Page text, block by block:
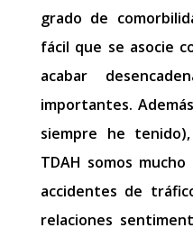
grado de
fácil que se asocie
acabar
importantes.
siempre he
TDAH somos
accidentes de
relaciones